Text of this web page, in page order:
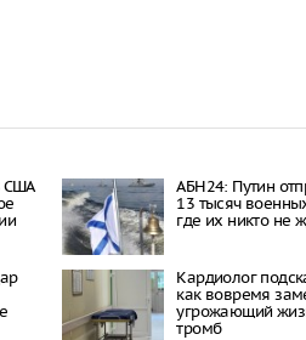
США
АБН24: Путин
13 тысяч
где их никто не
Кардиолог
как вовремя
угрожающий
тромб